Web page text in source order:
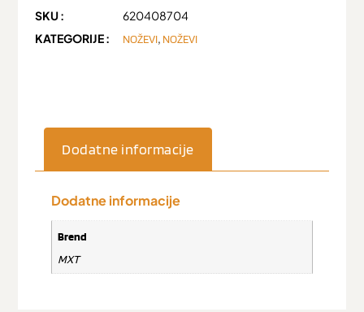
SKU :
620408704
KATEGORIJE :
NOŽEVI, NOŽEVI
Dodatne informacije
Dodatne informacije
Brend
MXT